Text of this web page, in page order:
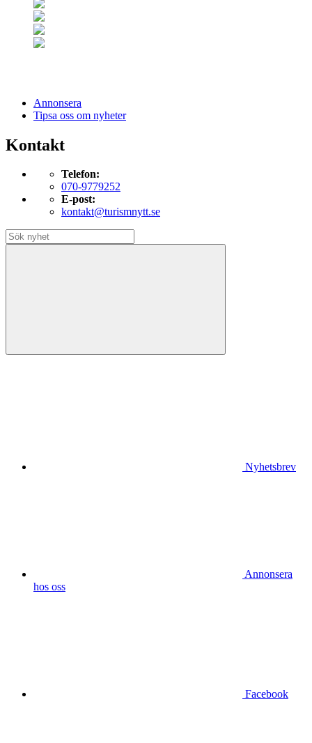
Annonsera
Tipsa oss om nyheter
Kontakt
Telefon:
070-9779252
E-post:
kontakt@turismnytt.se
Nyhetsbrev
Annonsera
hos oss
Facebook